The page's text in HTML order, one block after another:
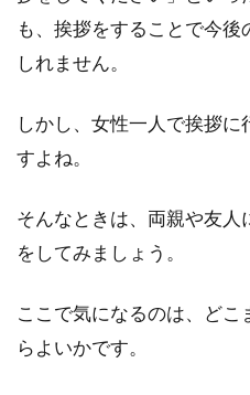
窓と扇
い！」と感
仕事は
不動産業界
も、挨拶をすることで今
しれません。
しかし、女性一人で挨拶
すよね。
そんなときは、両親や友
をしてみましょう。
ここで気になるのは、ど
らよいかです。